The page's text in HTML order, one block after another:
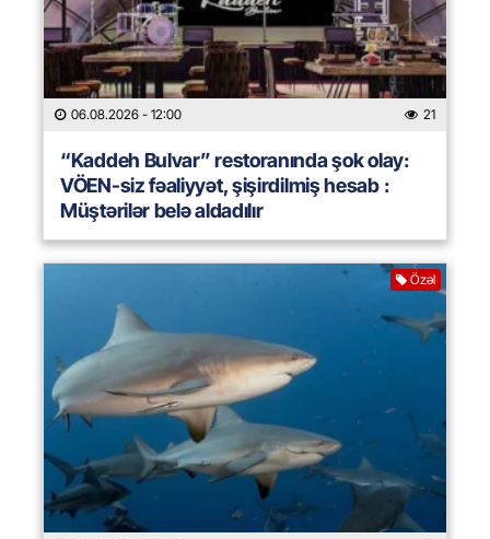
06.08.2026 - 12:00 21
“Kaddeh Bulvar” restoranında şok olay:
VÖEN-siz fəaliyyət, şişirdilmiş hesab :
Müştərilər belə aldadılır
Özəl